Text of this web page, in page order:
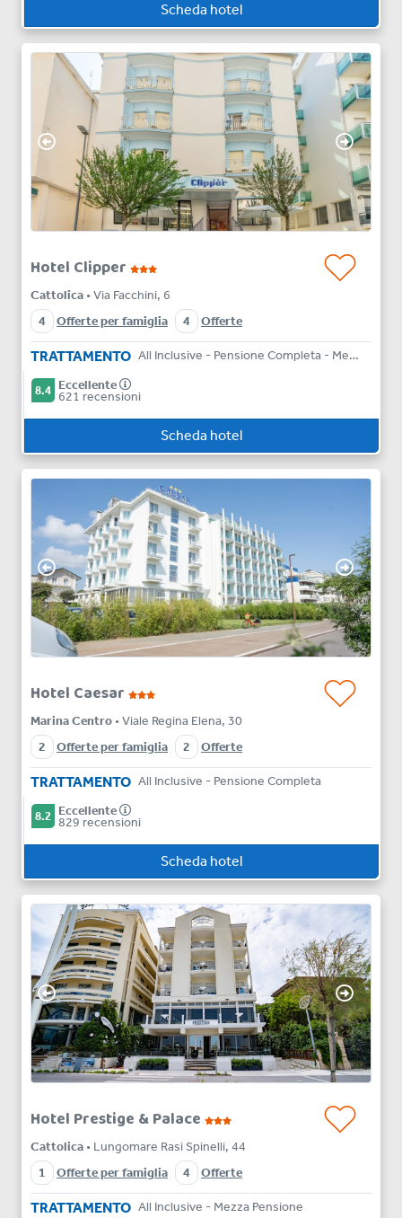
Scheda hotel
Hotel Clipper
Cattolica • Via Facchini, 6
4
Offerte per famiglia 4 Offerte
TRATTAMENTO All Inclusive - Pensione Completa - Mezza Pensione - Bed & Breakfast - Solo Pernottamento
8.4 Eccellente
621 recensioni
Scheda hotel
Hotel Caesar
Marina Centro • Viale Regina Elena, 30
2
Offerte per famiglia 2 Offerte
TRATTAMENTO All Inclusive - Pensione Completa
8.2 Eccellente
829 recensioni
Scheda hotel
Hotel Prestige & Palace
Cattolica • Lungomare Rasi Spinelli, 44
1
Offerte per famiglia 4 Offerte
TRATTAMENTO All Inclusive - Mezza Pensione